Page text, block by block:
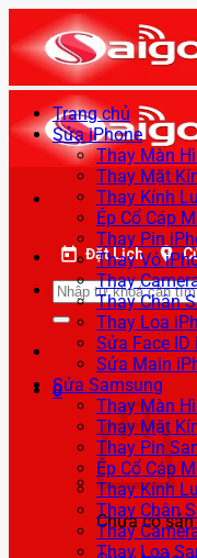
qua
nội
dung
Đặt Lịch
Tìm
kiếm:
0
Chưa có
Trang chủ
Sửa iPhone
Thay Màn
Thay Mặt
Thay Kính
Ép Cổ Cáp
Thay Pin
Thay Vỏ
Thay
Thay Chân
Thay Loa
Sửa Face ID
Sửa Main
Sửa Samsung
Thay Màn
Thay Mặt
Thay Pin
Ép Cổ Cáp
Thay Kính
Thay Chân
Thay
Thay Loa